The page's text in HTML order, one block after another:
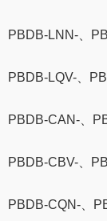
PBDB-LNN-、
PBDB-LQV-、
PBDB-CAN-、
PBDB-CBV-、
PBDB-CQN-、